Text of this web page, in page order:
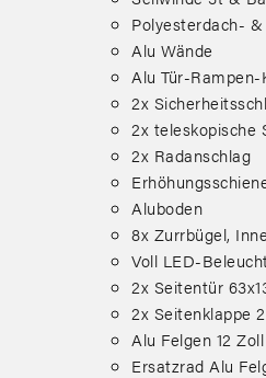
Polyesterdach-
Alu Wände
Alu Tür-
2x
2x teleskopische
2x Radanschlag
Aluboden
8x Zurrbügel,
Voll LED-
2x Seitentür
2x Seitenklappe
Alu Felgen 12 Zoll
Ersatzrad Alu